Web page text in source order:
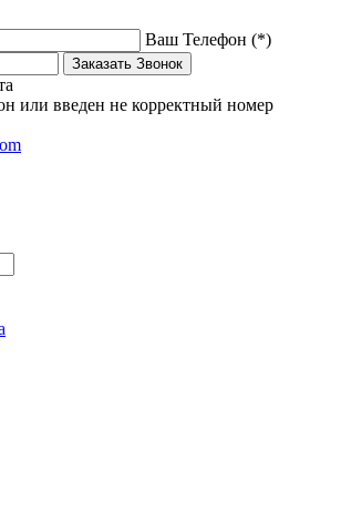
Ваш Телефон (*)
или введен не корректный номер